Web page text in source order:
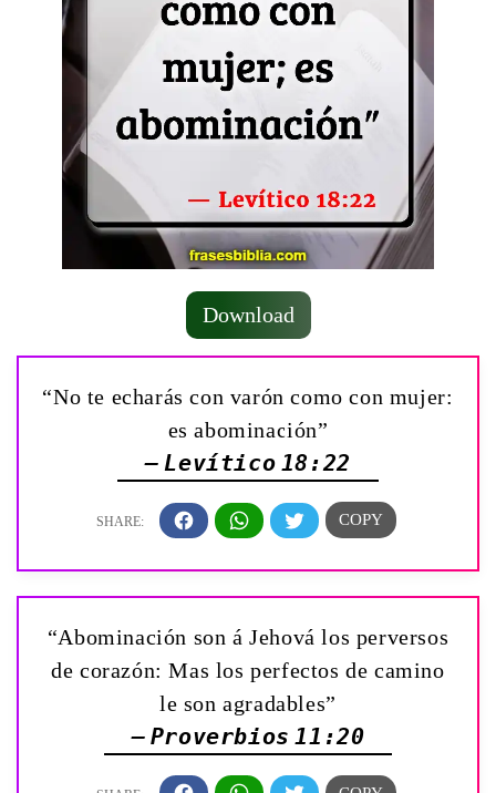
Download
“No te echarás con varón como con mujer:
es abominación”
— Levítico 18:22
“Abominación son á Jehová los perversos
de corazón: Mas los perfectos de camino
le son agradables”
— Proverbios 11:20